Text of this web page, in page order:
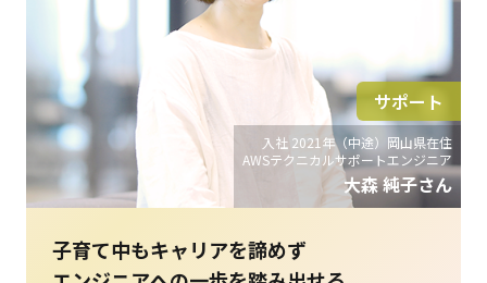
入社 2021年（中途）岡山県在住
AWSテクニカルサポートエンジニア
大森 純子さん
サポート
子育て中もキャリアを諦めず